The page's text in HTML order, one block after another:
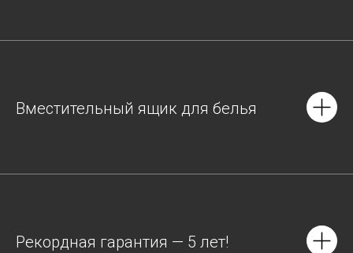
Вместительный ящик для белья
Рекордная гарантия — 5 лет!